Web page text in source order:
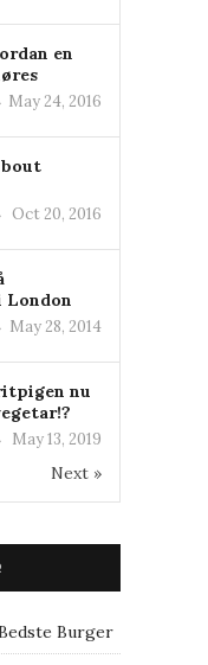
en
May 24, 2016
Oct 20, 2016
London
May 28, 2014
nu
May 13, 2019
Next »
Burger